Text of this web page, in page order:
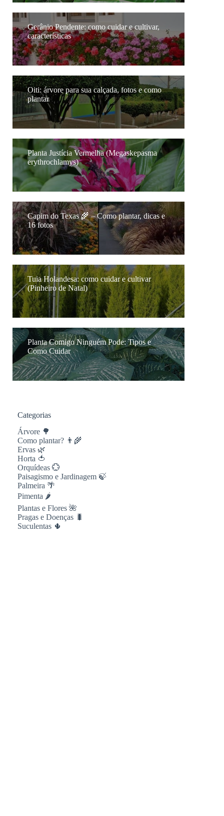
Gerânio Pendente: como cuidar e cultivar,
características
Oiti: árvore para sua calçada, fotos e como
plantar
Planta Justícia Vermelha (Megaskepasma
erythrochlamys)
Capim do Texas 🌾 – Como plantar, dicas e
16 fotos
Tuia Holandesa: como cuidar e cultivar
(Pinheiro de Natal)
Planta Comigo Ninguém Pode: Tipos e
Como Cuidar
Categorias
Árvore 🌳
Como plantar? 👨‍🌾
Ervas 🌿
Horta 🍅
Orquídeas 💮
Paisagismo e Jardinagem 🍃
Palmeira 🌴
Pimenta 🌶
Plantas e Flores 🌺
Pragas e Doenças 🐛
Suculentas 🌵